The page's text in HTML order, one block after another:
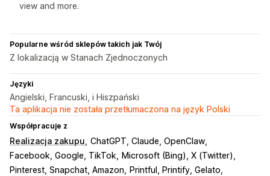
view and more.
Popularne wśród sklepów takich jak Twój
Z lokalizacją w Stanach Zjednoczonych
Języki
Angielski, Francuski, i Hiszpański
Ta aplikacja nie została przetłumaczona na język Polski
Współpracuje z
Realizacja zakupu ChatGPT, Claude, OpenClaw
Facebook, Google, TikTok
Microsoft (Bing), X (Twitter)
Pinterest, Snapchat, Amazon
Printful, Printify, Gelato